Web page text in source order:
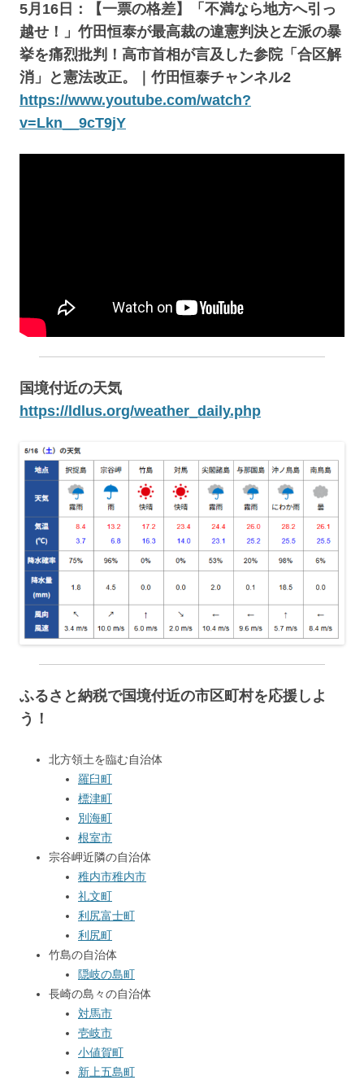
5月16日：【一票の格差】「不満なら地方へ引っ
越せ！」竹田恒泰が最高裁の違憲判決と左派の暴
挙を痛烈批判！高市首相が言及した参院「合区解
消」と憲法改正。｜竹田恒泰チャンネル2
https://www.youtube.com/watch?
v=Lkn__9cT9jY
国境付近の天気
https://ldlus.org/weather_daily.php
ふるさと納税で国境付近の市区町村を応援しよ
う！
北方領土を臨む自治体
羅臼町
標津町
別海町
根室市
宗谷岬近隣の自治体
稚内市稚内市
礼文町
利尻富士町
利尻町
竹島の自治体
隠岐の島町
長崎の島々の自治体
対馬市
壱岐市
小値賀町
新上五島町